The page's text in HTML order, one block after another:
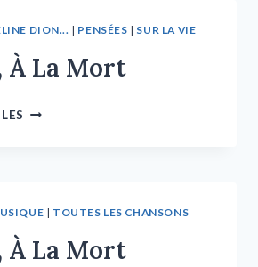
DION... | PENSÉES | SUR LA VIE
À La Mort
| TOUTES LES CHANSONS
À La Mort